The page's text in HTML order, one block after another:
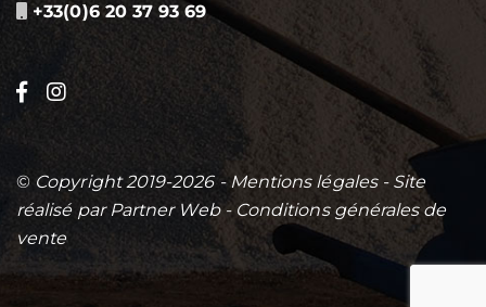
+33(0)6 20 37 93 69
© Copyright 2019-2026 - Mentions légales- Site
réalisé par Partner Web- Conditions générales de
vente